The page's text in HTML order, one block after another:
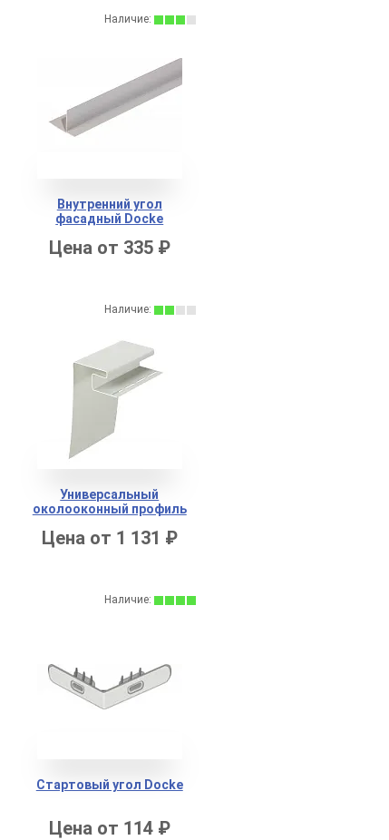
Наличие:
Внутренний угол
фасадный Docke
Цена от 335 ₽
Наличие:
Универсальный
околооконный профиль
Цена от 1 131 ₽
Наличие:
Стартовый угол Docke
Цена от 114 ₽